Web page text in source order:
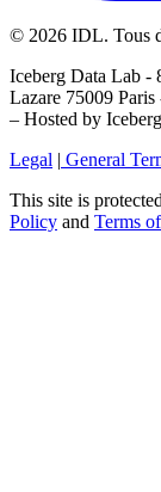
© 2026 IDL. Tous
Iceberg Data Lab -
Lazare 75009
– Hosted by
Legal | General
This site is
Policy and Terms